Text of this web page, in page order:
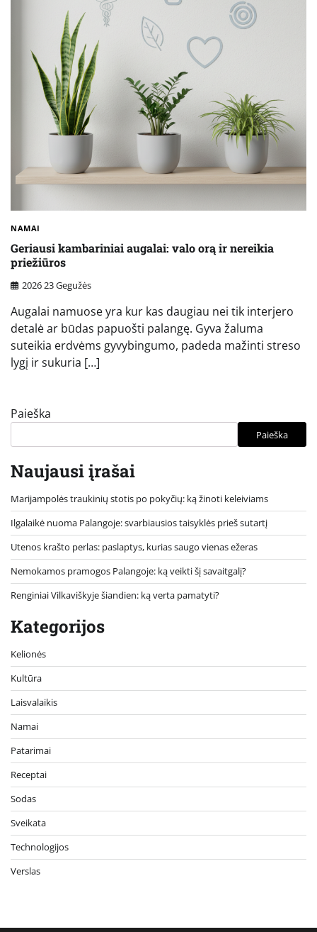
NAMAI
Geriausi kambariniai augalai: valo orą ir nereikia
priežiūros
2026 23 Gegužės
Augalai namuose yra kur kas daugiau nei tik interjero
detalė ar būdas papuošti palangę. Gyva žaluma
suteikia erdvėms gyvybingumo, padeda mažinti streso
lygį ir sukuria […]
Paieška
Paieška
Naujausi įrašai
Marijampolės traukinių stotis po pokyčių: ką žinoti keleiviams
Ilgalaikė nuoma Palangoje: svarbiausios taisyklės prieš sutartį
Utenos krašto perlas: paslaptys, kurias saugo vienas ežeras
Nemokamos pramogos Palangoje: ką veikti šį savaitgalį?
Renginiai Vilkaviškyje šiandien: ką verta pamatyti?
Kategorijos
Kelionės
Kultūra
Laisvalaikis
Namai
Patarimai
Receptai
Sodas
Sveikata
Technologijos
Verslas